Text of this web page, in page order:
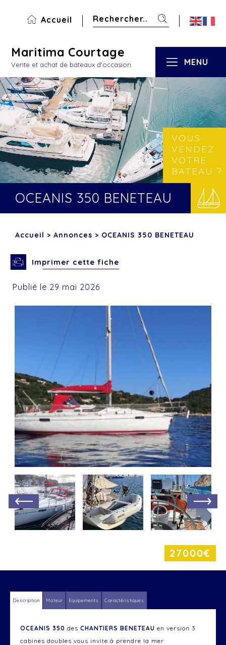
Accueil
Maritima Courtage
Vente et achat de bateaux d'occasion MENU
VOUS
VENDEZ
VOTRE
BATEAU ?
OCEANIS 350 BENETEAU
Accueil > Annonces > OCEANIS 350 BENETEAU
Imprimer cette fiche
Publié le 29 mai 2026
27000€
Description Moteur Equipements Caractéristiques
OCEANIS 350 des CHANTIERS BENETEAU en version 3
cabines doubles vous invite à prendre la mer